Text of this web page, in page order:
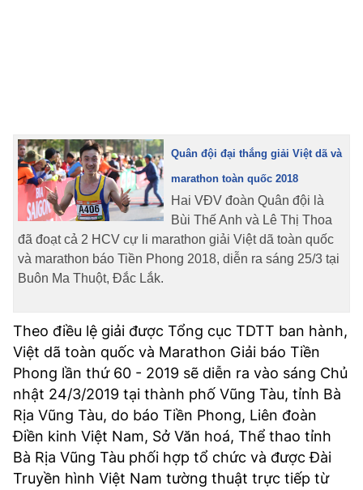
Quân đội đại thắng giải Việt dã và
marathon toàn quốc 2018
Hai VĐV đoàn Quân đội là
Bùi Thế Anh và Lê Thị Thoa
đã đoạt cả 2 HCV cự li marathon giải Việt dã toàn quốc
và marathon báo Tiền Phong 2018, diễn ra sáng 25/3 tại
Buôn Ma Thuột, Đắc Lắk.
Theo điều lệ giải được Tổng cục TDTT ban hành,
Việt dã toàn quốc và Marathon Giải báo Tiền
Phong lần thứ 60 - 2019 sẽ diễn ra vào sáng Chủ
nhật 24/3/2019 tại thành phố Vũng Tàu, tỉnh Bà
Rịa Vũng Tàu, do báo Tiền Phong, Liên đoàn
Điền kinh Việt Nam, Sở Văn hoá, Thể thao tỉnh
Bà Rịa Vũng Tàu phối hợp tổ chức và được Đài
Truyền hình Việt Nam tường thuật trực tiếp từ